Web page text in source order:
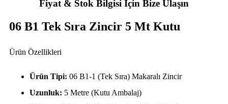
Fiyat & Stok Bilgisi İçin Bize Ulaşın
06 B1 Tek Sıra Zincir 5 Mt Kutu
Ürün Özellikleri
Ürün Tipi: 06 B1-1 (Tek Sıra) Makaralı Zincir
Uzunluk: 5 Metre (Kutu Ambalaj)